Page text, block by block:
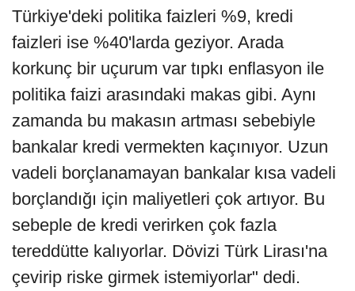
Türkiye'deki politika faizleri %9, kredi
faizleri ise %40'larda geziyor. Arada
korkunç bir uçurum var tıpkı enflasyon ile
politika faizi arasındaki makas gibi. Aynı
zamanda bu makasın artması sebebiyle
bankalar kredi vermekten kaçınıyor. Uzun
vadeli borçlanamayan bankalar kısa vadeli
borçlandığı için maliyetleri çok artıyor. Bu
sebeple de kredi verirken çok fazla
tereddütte kalıyorlar. Dövizi Türk Lirası'na
çevirip riske girmek istemiyorlar" dedi.